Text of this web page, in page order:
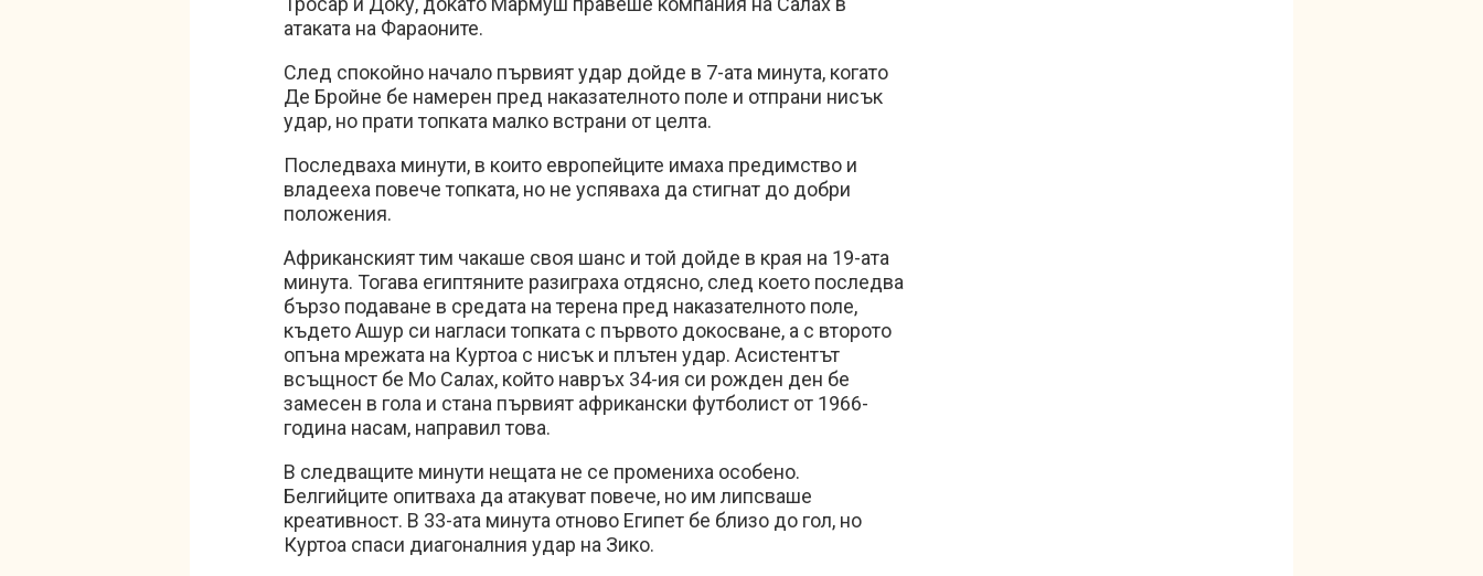
атаката на Фараоните.
След спокойно начало първият удар дойде в 7-ата минута, когато
Де Бройне бе намерен пред наказателното поле и отпрани нисък
удар, но прати топката малко встрани от целта.
Последваха минути, в които европейците имаха предимство и
владееха повече топката, но не успяваха да стигнат до добри
положения.
Африканският тим чакаше своя шанс и той дойде в края на 19-ата
минута. Тогава египтяните разиграха отдясно, след което последва
бързо подаване в средата на терена пред наказателното поле,
където Ашур си нагласи топката с първото докосване, а с второто
опъна мрежата на Куртоа с нисък и плътен удар. Асистентът
всъщност бе Мо Салах, който навръх 34-ия си рожден ден бе
замесен в гола и стана първият африкански футболист от 1966-
година насам, направил това.
В следващите минути нещата не се промениха особено.
Белгийците опитваха да атакуват повече, но им липсваше
креативност. В 33-ата минута отново Египет бе близо до гол, но
Куртоа спаси диагоналния удар на Зико.